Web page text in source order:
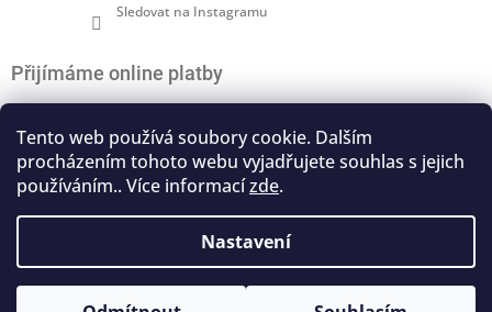
Tento web používá soubory cookie. Dalším
procházením tohoto webu vyjadřujete souhlas s jejich
používáním.. Více informacízde.
Nastavení
Sledovat na Instagramu
Přijímáme online platby
Nákupní košík
0ks /0 Kč
Copyright 2026 Na pomalé vlně. Všechna práva